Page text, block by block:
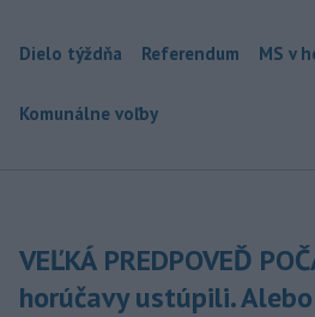
Dielo týždňa Referendum MS v
Komunálne voľby
VEĽKÁ PREDPOVEĎ
horúčavy ustúpili.